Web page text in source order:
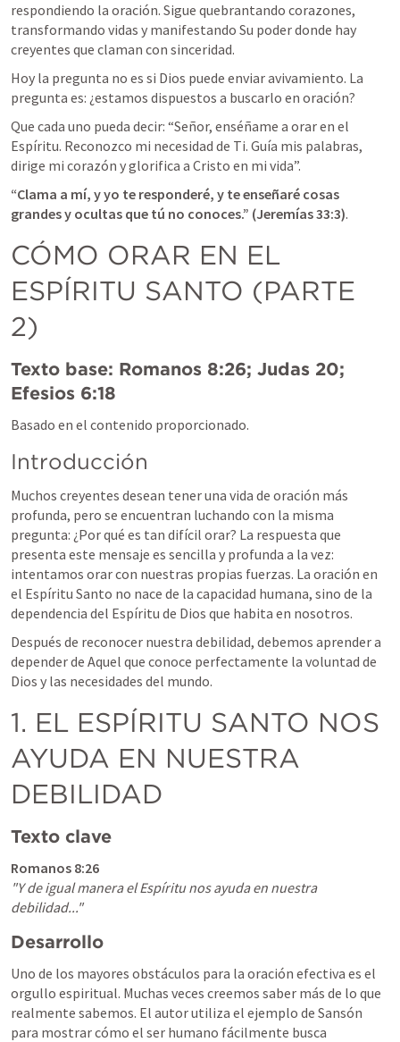
respondiendo la oración. Sigue quebrantando corazones,
transformando vidas y manifestando Su poder donde hay
creyentes que claman con sinceridad.
Hoy la pregunta no es si Dios puede enviar avivamiento. La
pregunta es: ¿estamos dispuestos a buscarlo en oración?
Que cada uno pueda decir: “Señor, enséñame a orar en el
Espíritu. Reconozco mi necesidad de Ti. Guía mis palabras,
dirige mi corazón y glorifica a Cristo en mi vida”.
“Clama a mí, y yo te responderé, y te enseñaré cosas
grandes y ocultas que tú no conoces.” (Jeremías 33:3).
CÓMO ORAR EN EL
ESPÍRITU SANTO (PARTE
2)
Texto base: Romanos 8:26; Judas 20
Efesios 6:18
Basado en el contenido proporcionado.
Introducción
Muchos creyentes desean tener una vida de oración más
profunda, pero se encuentran luchando con la misma
pregunta: ¿Por qué es tan difícil orar? La respuesta que
presenta este mensaje es sencilla y profunda a la vez:
intentamos orar con nuestras propias fuerzas. La oración en
el Espíritu Santo no nace de la capacidad humana, sino de la
dependencia del Espíritu de Dios que habita en nosotros.
Después de reconocer nuestra debilidad, debemos aprender a
depender de Aquel que conoce perfectamente la voluntad de
Dios y las necesidades del mundo.
1. EL ESPÍRITU SANTO NOS
AYUDA EN NUESTRA
DEBILIDAD
Texto clave
Romanos 8:26
"Y de igual manera el Espíritu nos ayuda en nuestra
debilidad..."
Desarrollo
Uno de los mayores obstáculos para la oración efectiva es el
orgullo espiritual. Muchas veces creemos saber más de lo que
realmente sabemos. El autor utiliza el ejemplo de Sansón
para mostrar cómo el ser humano fácilmente busca